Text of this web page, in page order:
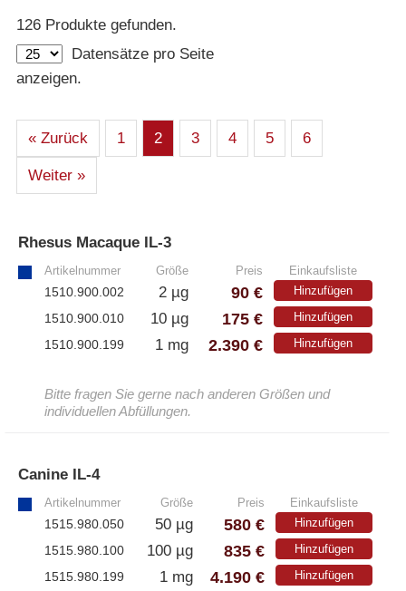
Login
English
Proteine
– Alle Proteine
– Human
– Cell culture tested premium (cct-premium)
– Alle Athens Produkte
– Proteine
– Antikörper
– Immunoglobulin (Ig)
PeptiGrowth
Diaclone
126 Produkte gefunden.
Datensätze pro Seite
anzeigen.
« Zurück 1 2 3 4 5 6
Weiter »
Rhesus Macaque IL-3
Artikelnummer Größe Preis Einkaufsliste
1510.900.002 2 µg 90 € Hinzufügen
1510.900.010 10 µg 175 € Hinzufügen
1510.900.199 1 mg 2.390 € Hinzufügen
Bitte fragen Sie gerne nach anderen Größen und
individuellen Abfüllungen.
Canine IL-4
Artikelnummer Größe Preis Einkaufsliste
1515.980.050 50 µg 580 € Hinzufügen
1515.980.100 100 µg 835 € Hinzufügen
1515.980.199 1 mg 4.190 € Hinzufügen